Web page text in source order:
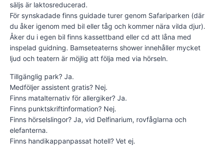
säljs är laktosreducerad.
För synskadade finns guidade turer genom Safariparken (där
du åker igenom med bil eller tåg och kommer nära vilda djur).
Åker du i egen bil finns kassettband eller cd att låna med
inspelad guidning. Bamseteaterns shower innehåller mycket
ljud och teatern är möjlig att följa med via hörseln.
Tillgänglig park? Ja.
Medföljer assistent gratis? Nej.
Finns matalternativ för allergiker? Ja.
Finns punktskriftinformation? Nej.
Finns hörselslingor? Ja, vid Delfinarium, rovfåglarna och
elefanterna.
Finns handikappanpassat hotell? Vet ej.